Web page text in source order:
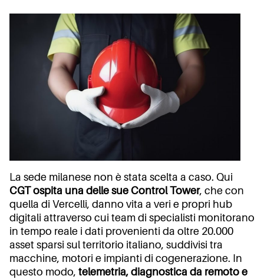
La sede milanese non è stata scelta a caso. Qui
CGT ospita una delle sue Control Tower, che con
quella di Vercelli, danno vita a veri e propri hub
digitali attraverso cui team di specialisti monitorano
in tempo reale i dati provenienti da oltre 20.000
asset sparsi sul territorio italiano, suddivisi tra
macchine, motori e impianti di cogenerazione. In
questo modo, telemetria, diagnostica da remoto e